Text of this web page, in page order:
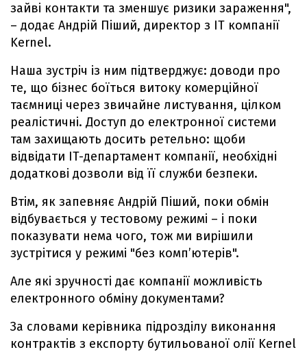
зайві контакти та зменшує ризики зараження",
– додає Андрій Піший, директор з IT компанії
Kernel.
Наша зустріч із ним підтверджує: доводи про
те, що бізнес боїться витоку комерційної
таємниці через звичайне листування, цілком
реалістичні. Доступ до електронної системи
там захищають досить ретельно: щоби
відвідати IT-департамент компанії, необхідні
додаткові дозволи від її служби безпеки.
Втім, як запевняє Андрій Піший, поки обмін
відбувається у тестовому режимі – і поки
показувати нема чого, тож ми вирішили
зустрітися у режимі "без комп’ютерів".
Але які зручності дає компанії можливість
електронного обміну документами?
За словами керівника підрозділу виконання
контрактів з експорту бутильованої олії Kernel